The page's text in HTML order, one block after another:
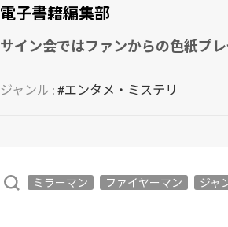
電子書籍編集部
サイン会ではファンからの色紙プ
ジャンル : #エンタメ・ミステリ
ミラーマン ファイヤーマン ジャ